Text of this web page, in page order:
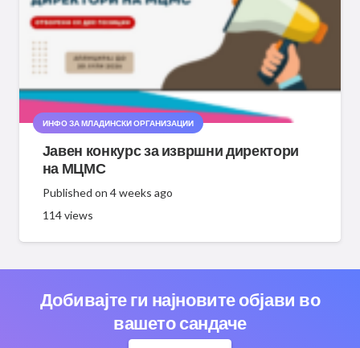
ИНФО ЗА МЛАДИНСКИ ОРГАНИЗАЦИИ
Јавен конкурс за извршни директори
на МЦМС
Published on 4 weeks ago
114views
Добивајте ги најновите објави во
вашето сандаче